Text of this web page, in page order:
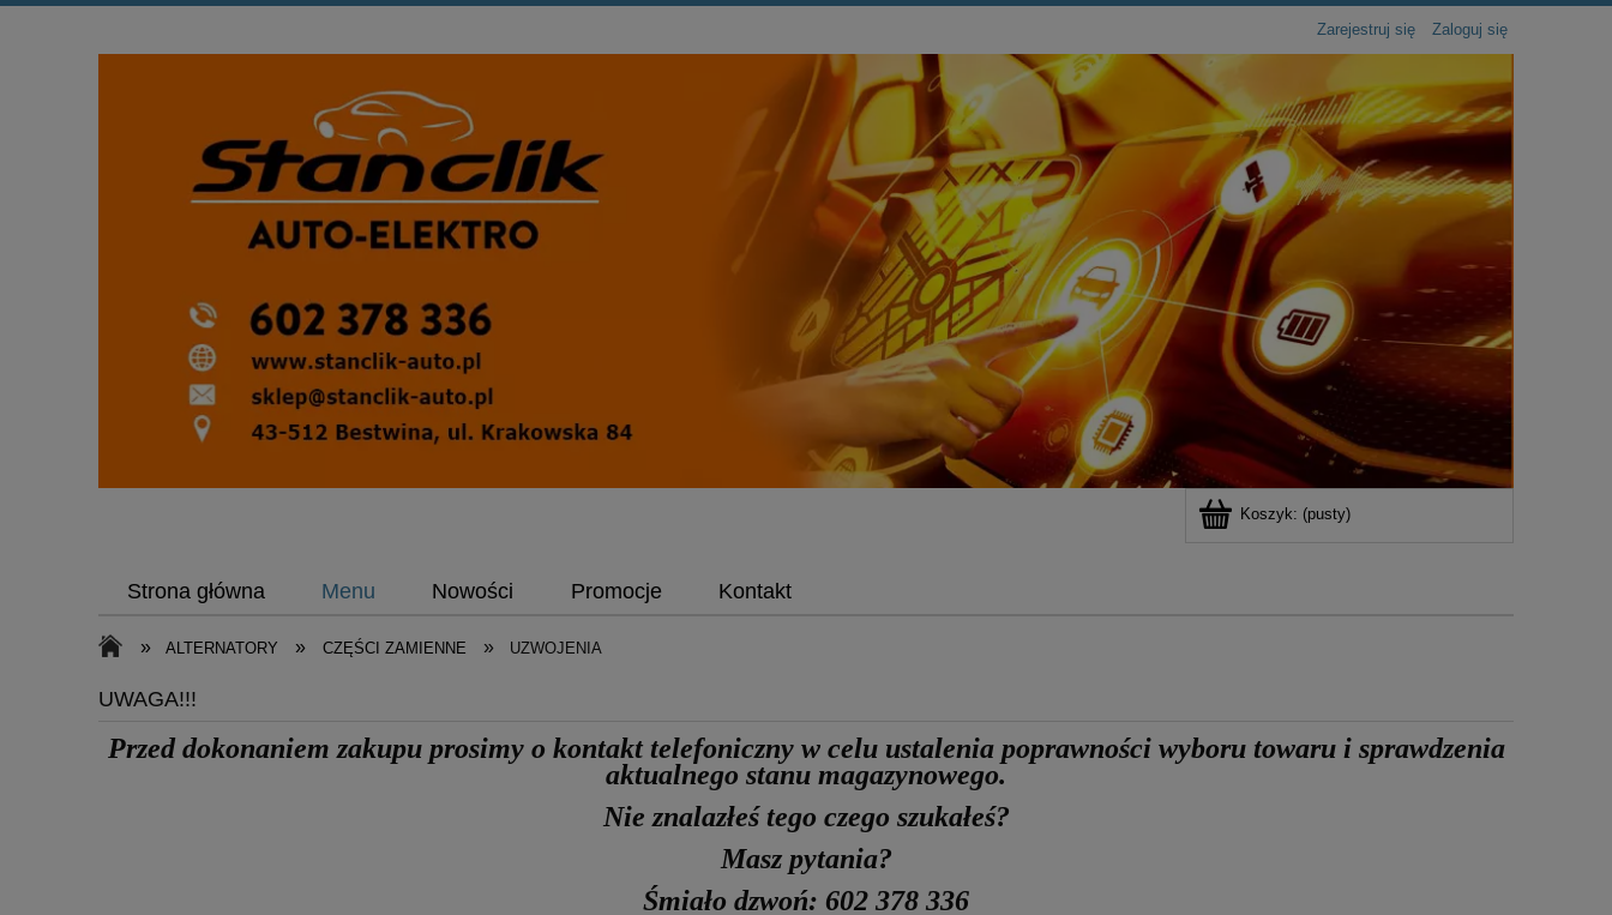
Zarejestruj się Zaloguj się
Koszyk: (pusty)
Strona główna Menu Nowości Promocje Kontakt
» ALTERNATORY » CZĘŚCI ZAMIENNE » UZWOJENIA
UWAGA!!!
Przed dokonaniem zakupu prosimy o kontakt telefoniczny w celu ustalenia poprawności wyboru towaru i sprawdzenia
aktualnego stanu magazynowego.
Nie znalazłeś tego czego szukałeś?
Masz pytania?
Śmiało dzwoń: 602 378 336